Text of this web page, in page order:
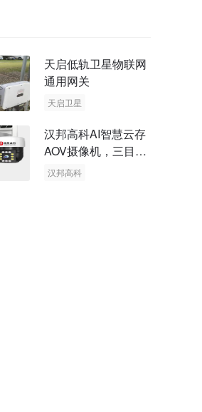
天启低轨卫星物联网
通用网关
天启卫星
汉邦高科AI智慧云存
AOV摄像机，三目太
阳能多摄球机
汉邦高科